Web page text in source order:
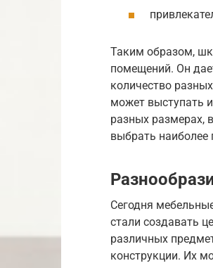
Таким образом,
помещений. Он
количество
может выступать
разных размерах,
выбрать
Сегодня
стали создавать
различных
конструкции. Их